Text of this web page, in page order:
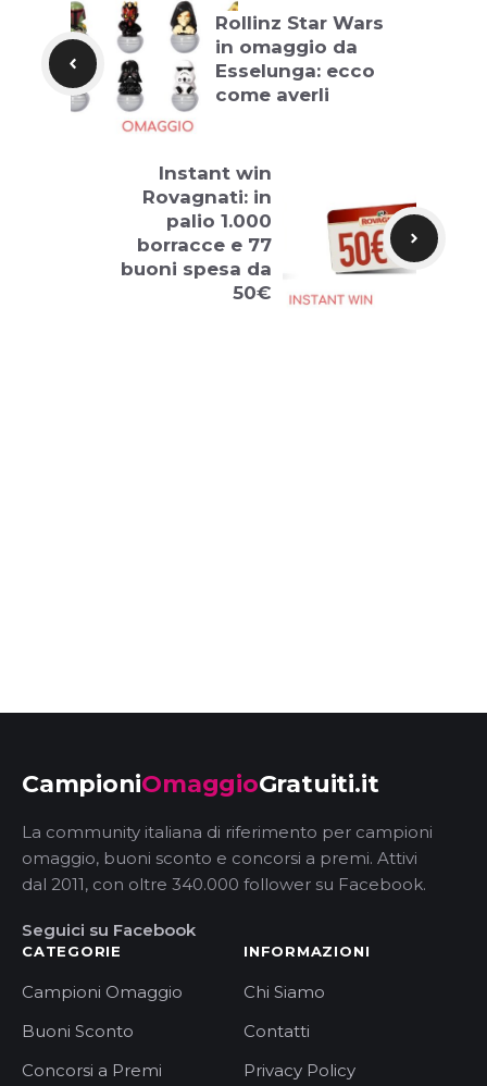
Rollinz Star Wars
in omaggio da
Esselunga: ecco
come averli
Instant win
Rovagnati: in
palio 1.000
borracce e 77
buoni spesa da
50€
CampioniOmaggioGratuiti.it
La community italiana di riferimento per campioni
omaggio, buoni sconto e concorsi a premi. Attivi
dal 2011, con oltre 340.000 follower su Facebook.
Seguici su Facebook
CATEGORIE
Campioni Omaggio
Buoni Sconto
Concorsi a Premi
INFORMAZIONI
Chi Siamo
Contatti
Privacy Policy